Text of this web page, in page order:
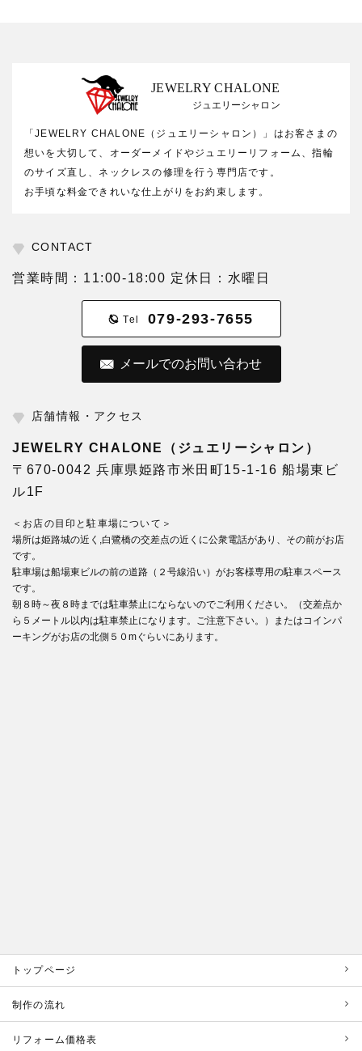
JEWELRY CHALONE
ジュエリーシャロン
「JEWELRY CHALONE（ジュエリーシャロン）」はお客さまの
想いを大切して、オーダーメイドやジュエリーリフォーム、指輪
のサイズ直し、ネックレスの修理を行う専門店です。
お手頃な料金できれいな仕上がりをお約束します。
CONTACT
営業時間：11:00-18:00 定休日：水曜日
Tel 079-293-7655
メールでのお問い合わせ
店舗情報・アクセス
JEWELRY CHALONE（ジュエリーシャロン）
〒670-0042 兵庫県姫路市米田町15-1-16 船場東ビ
ル1F
＜お店の目印と駐車場について＞
場所は姫路城の近く,白鷺橋の交差点の近くに公衆電話があり、その前がお店
です。
駐車場は船場東ビルの前の道路（２号線沿い）がお客様専用の駐車スペース
です。
朝８時～夜８時までは駐車禁止にならないのでご利用ください。（交差点か
ら５メートル以内は駐車禁止になります。ご注意下さい。）またはコインパ
ーキングがお店の北側５０mぐらいにあります。
トップページ
制作の流れ
リフォーム価格表